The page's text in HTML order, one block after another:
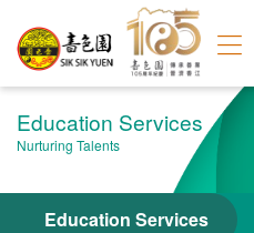
Education Services
Nurturing Talents
Education Services